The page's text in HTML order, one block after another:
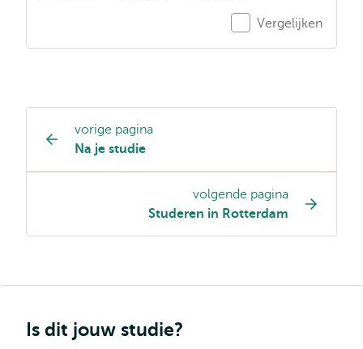
Vergelijken
Opleiding
pagina
navigatie
vorige pagina
Na je studie
volgende pagina
Studeren in Rotterdam
Is dit jouw studie?